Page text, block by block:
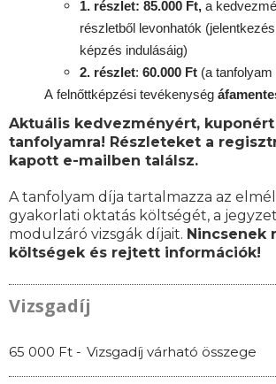
1. részlet: 85.000 Ft, a
részletből levonhatók
képzés indulásáig)
2. részlet: 60.000 Ft (a tanfolyam
A felnőttképzési tevékenység
Aktuális kedvezményért,
tanfolyamra! Részleteket a
kapott e-mailben találsz.
A tanfolyam díja tartalmazza az
gyakorlati oktatás költségét, a
modulzáró vizsgák díjait. Nincsenek
költségek és rejtett információk!
Vizsgadíj
65 000 Ft - Vizsgadíj várható összege